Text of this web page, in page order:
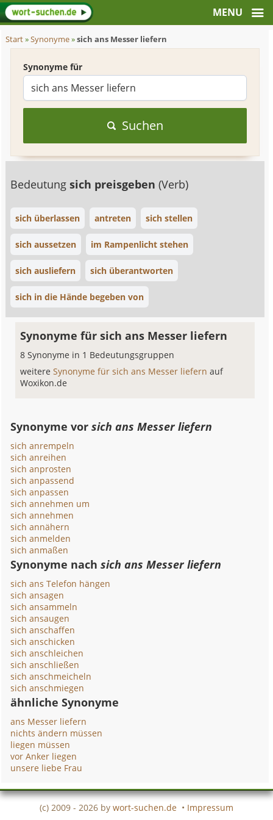
Start»Synonyme»sich ans Messer liefern
Synonyme für
Suchen
Bedeutungsich preisgeben(Verb)
sich überlassen antreten sich stellen
sich aussetzen im Rampenlicht stehen
sich ausliefern sich überantworten
sich in die Hände begeben von
Synonyme für sich ans Messer liefern
8 Synonyme in 1 Bedeutungsgruppen
weitereSynonyme für sich ans Messer liefernauf
Woxikon.de
Synonyme vorsich ans Messer liefern
sich anrempeln
sich anreihen
sich anprosten
sich anpassend
sich anpassen
sich annehmen um
sich annehmen
sich annähern
sich anmelden
sich anmaßen
Synonyme nachsich ans Messer liefern
sich ans Telefon hängen
sich ansagen
sich ansammeln
sich ansaugen
sich anschaffen
sich anschicken
sich anschleichen
sich anschließen
sich anschmeicheln
sich anschmiegen
ähnliche Synonyme
ans Messer liefern
nichts ändern müssen
liegen müssen
vor Anker liegen
unsere liebe Frau
(c) 2009 - 2026 by wort-suchen.de • Impressum